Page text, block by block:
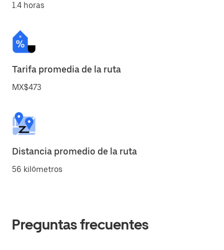
1.4 horas
Tarifa promedia de la ruta
MX$473
Distancia promedio de la ruta
56 kilómetros
Preguntas frecuentes